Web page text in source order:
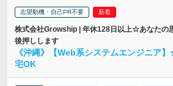
志望動機・自己PR不要
株式会社Growship | 年休128日以上☆あなたの
後押しします
《沖縄》【Web系システムエンジニア
宅OK